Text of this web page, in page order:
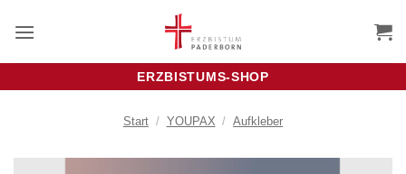
Inhalt
ERZBISTUMS-SHOP
Start / YOUPAX / Aufkleber